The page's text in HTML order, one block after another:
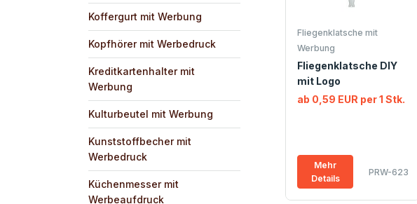
Koffergurt mit Werbung
Kopfhörer mit Werbedruck
Kreditkartenhalter mit
Werbung
Kulturbeutel mit Werbung
Kunststoffbecher mit
Werbedruck
Küchenmesser mit
Werbeaufdruck
Fliegenklatsche mit
Werbung
Fliegenklatsche DIY
mit Logo
ab 0,59 EUR per 1 Stk.
Mehr
Details
PRW-623